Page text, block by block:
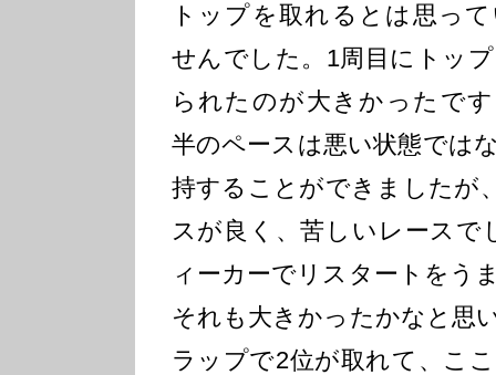
トップを取れるとは思っ
せんでした。1周目にトッ
られたのが大きかったで
半のペースは悪い状態では
持することができましたが
スが良く、苦しいレースで
ィーカーでリスタートをう
それも大きかったかなと思
ラップで2位が取れて、こ